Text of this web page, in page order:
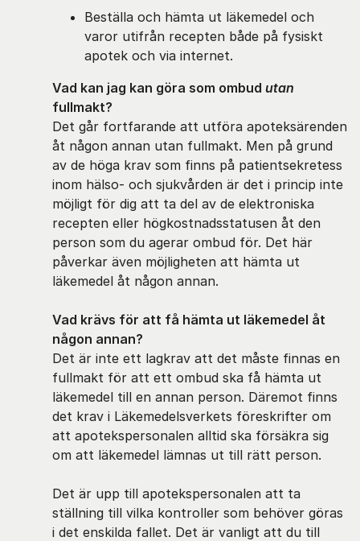
Beställa och hämta ut läkemedel och
varor utifrån recepten både på fysiskt
apotek och via internet.
Vad kan jag kan göra som ombud utan
fullmakt?
Det går fortfarande att utföra apoteksärenden
åt någon annan utan fullmakt. Men på grund
av de höga krav som finns på patientsekretess
inom hälso- och sjukvården är det i princip inte
möjligt för dig att ta del av de elektroniska
recepten eller högkostnadsstatusen åt den
person som du agerar ombud för. Det här
påverkar även möjligheten att hämta ut
läkemedel åt någon annan.
Vad krävs för att få hämta ut läkemedel åt
någon annan?
Det är inte ett lagkrav att det måste finnas en
fullmakt för att ett ombud ska få hämta ut
läkemedel till en annan person. Däremot finns
det krav i Läkemedelsverkets föreskrifter om
att apotekspersonalen alltid ska försäkra sig
om att läkemedel lämnas ut till rätt person.
Det är upp till apotekspersonalen att ta
ställning till vilka kontroller som behöver göras
i det enskilda fallet. Det är vanligt att du till